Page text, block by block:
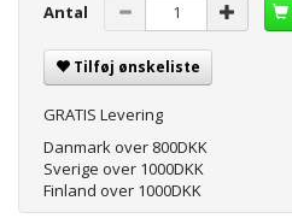
Antal
Tilføj ønskeliste
GRATIS Levering
Danmark over 800DKK
Sverige over 1000DKK
Finland over 1000DKK